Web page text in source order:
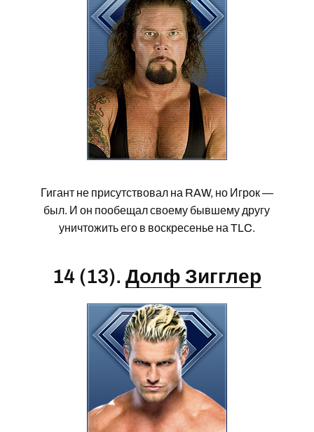
Гигант не присутствовал на RAW, но Игрок —
был. И он пообещал своему бывшему другу
уничтожить его в воскресенье на TLC.
14 (13). Долф Зигглер